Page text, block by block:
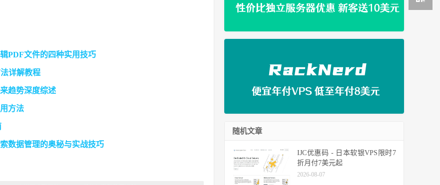
PDF文件的四种实用技巧
详解教程
趋势深度综述
方法
数据管理的奥秘与实战技巧
随机文章
IJC优惠码 - 日本软银VPS限时7
折月付7美元起
2026-08-07